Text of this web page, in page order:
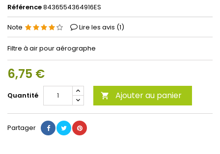
Référence8436554364916ES
Note Lire les avis (1)
Filtre à air pour aérographe
6,75 €
Quantité  Ajouter au panier
Partager